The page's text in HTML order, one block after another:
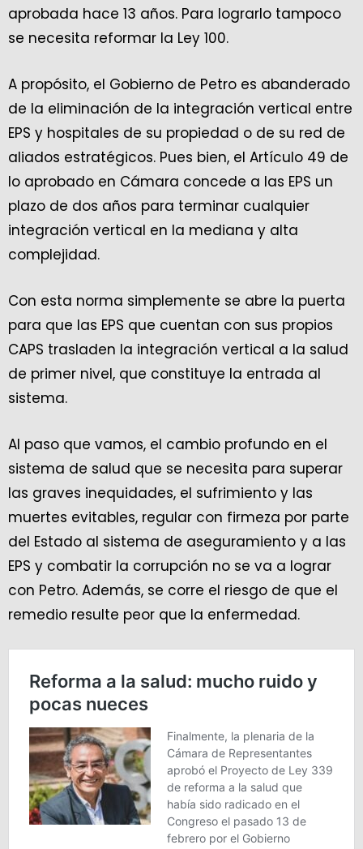
aprobada hace 13 años. Para lograrlo tampoco
se necesita reformar la Ley 100.
A propósito, el Gobierno de Petro es abanderado
de la eliminación de la integración vertical entre
EPS y hospitales de su propiedad o de su red de
aliados estratégicos. Pues bien, el Artículo 49 de
lo aprobado en Cámara concede a las EPS un
plazo de dos años para terminar cualquier
integración vertical en la mediana y alta
complejidad.
Con esta norma simplemente se abre la puerta
para que las EPS que cuentan con sus propios
CAPS trasladen la integración vertical a la salud
de primer nivel, que constituye la entrada al
sistema.
Al paso que vamos, el cambio profundo en el
sistema de salud que se necesita para superar
las graves inequidades, el sufrimiento y las
muertes evitables, regular con firmeza por parte
del Estado al sistema de aseguramiento y a las
EPS y combatir la corrupción no se va a lograr
con Petro. Además, se corre el riesgo de que el
remedio resulte peor que la enfermedad.